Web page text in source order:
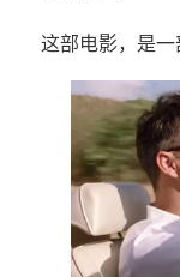
这部电影，是一